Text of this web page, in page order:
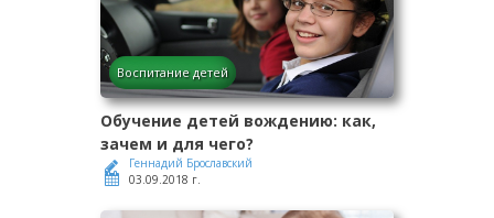
Воспитание детей
Обучение детей вождению: как,
зачем и для чего?
Геннадий Брославский
03.09.2018 г.